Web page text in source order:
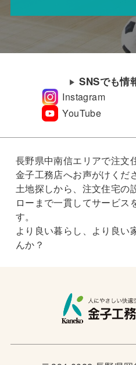
SNSでも情
Instagram
YouTube
長野県中南信エリアで注文
金子工務店へお声がけくだ
土地探しから、注文住宅の
ローまで一貫してサービス
す。
より良い暮らし、より良い
んか？